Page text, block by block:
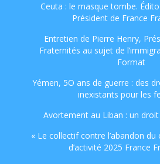
Ceuta : le masque tombe.
Président de France
Entretien de Pierre Henry,
Fraternités au sujet de
Format
Yémen, 5O ans de guerre : des
inexistants pour les
Avortement au Liban : un
« Le collectif contre l’abandon
d’activité 2025 France